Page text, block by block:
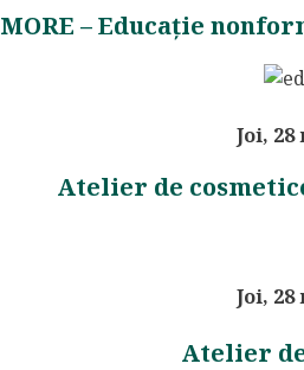
MORE – Educație
Joi,
Atelier de
Joi,
Atelier